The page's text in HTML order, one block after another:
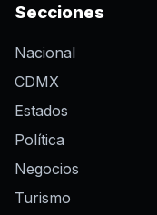
Secciones
Nacional
CDMX
Estados
Política
Negocios
Turismo